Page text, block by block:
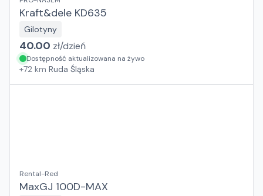
Kraft&dele KD635
Gilotyny
40.00 zł/dzień
Dostępność aktualizowana na żywo
+72 km Ruda Śląska
Rental-Red
MaxGJ 100D-MAX